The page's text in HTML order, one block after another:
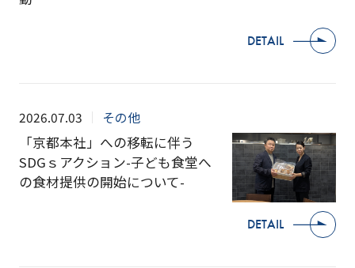
DETAIL
2026.07.03 その他
「京都本社」への移転に伴う
SDGｓアクション-子ども食堂へ
の食材提供の開始について-
DETAIL